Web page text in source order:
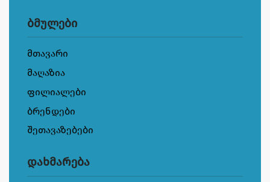
ბმულები
მთავარი
მაღაზია
ფილიალები
ბრენდები
შეთავაზებები
დახმარება